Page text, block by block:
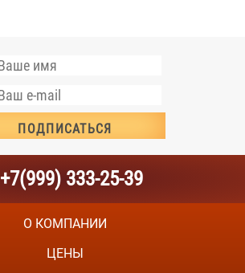
+7(999) 333-25-39
О КОМПАНИИ
ЦЕНЫ